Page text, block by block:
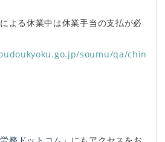
よる休業中は休業手当の支払が必
soumu/qa/chin